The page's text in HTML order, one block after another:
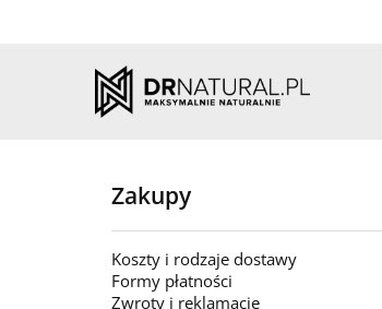
Zakupy
Koszty i rodzaje dostawy
Formy płatności
Zwroty i reklamacje